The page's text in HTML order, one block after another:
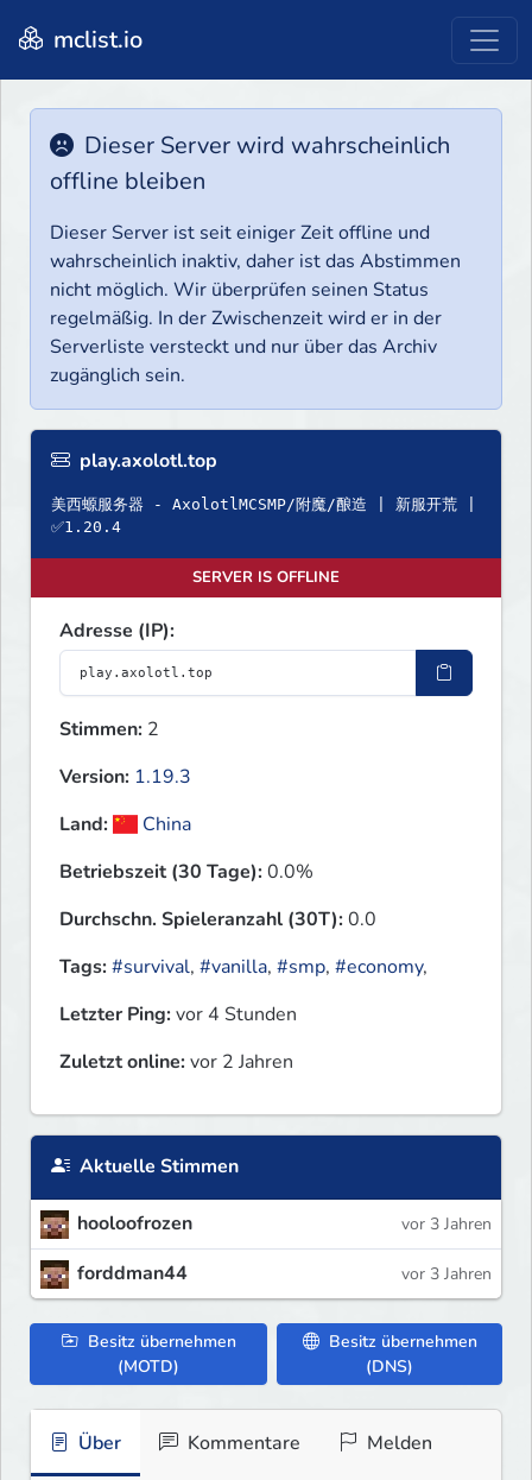
mclist.io
Dieser Server wird wahrscheinlich
offline bleiben
Dieser Server ist seit einiger Zeit offline und
wahrscheinlich inaktiv, daher ist das Abstimmen
nicht möglich. Wir überprüfen seinen Status
regelmäßig. In der Zwischenzeit wird er in der
Serverliste versteckt und nur über das Archiv
zugänglich sein.
play.axolotl.top
美西螈服务器 - AxolotlMCSMP/附魔/酿造 | 新服开荒 |
✅1.20.4
SERVER IS OFFLINE
Adresse (IP):
Stimmen: 2
Version: 1.19.3
Land:
China
Betriebszeit (30 Tage):0.0%
Durchschn. Spieleranzahl (30T):0.0
Tags:#survival, #vanilla, #smp, #economy,
Letzter Ping:vor 4 Stunden
Zuletzt online:vor 2 Jahren
Aktuelle Stimmen
hooloofrozen vor 3 Jahren
forddman44 vor 3 Jahren
Besitz übernehmen
(MOTD)
Besitz übernehmen
(DNS)
Über Kommentare Melden